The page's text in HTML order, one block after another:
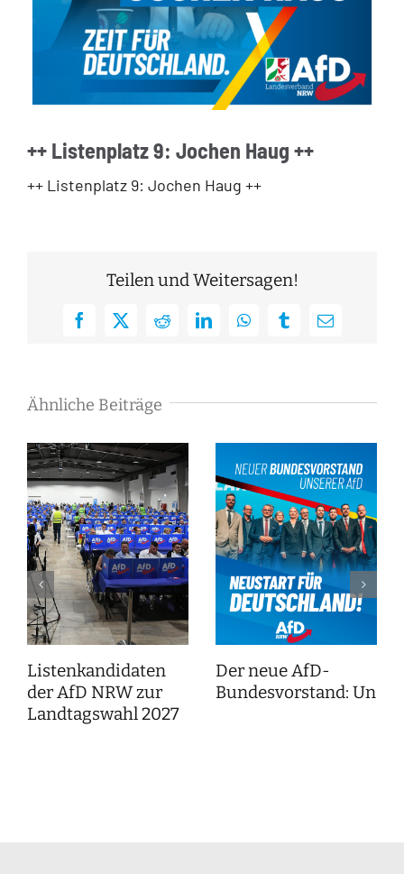
++ Listenplatz 9: Jochen Haug ++
++ Listenplatz 9: Jochen Haug ++
Teilen und Weitersagen!
Facebook
X RedditLinkedInWhatsAppTumblrE-
Ähnliche Beiträge
Listenkandidaten
der AfD NRW zur
Landtagswahl 2027
Der neue AfD-
Bundesvorstand: